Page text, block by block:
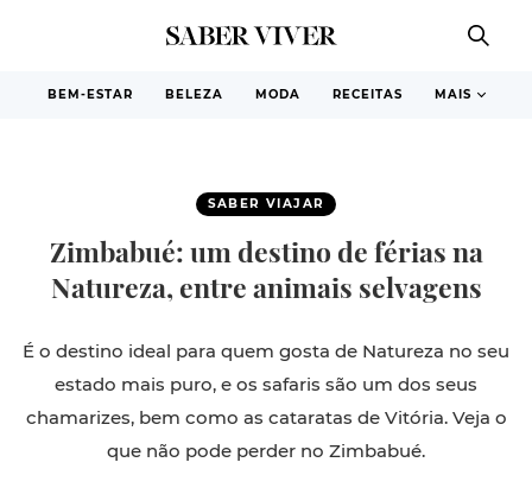
BEM-ESTAR BELEZA MODA RECEITAS MAIS
SABER VIAJAR
Zimbabué: um destino de férias na
Natureza, entre animais selvagens
É o destino ideal para quem gosta de Natureza no seu
estado mais puro, e os safaris são um dos seus
chamarizes, bem como as cataratas de Vitória. Veja o
que não pode perder no Zimbabué.